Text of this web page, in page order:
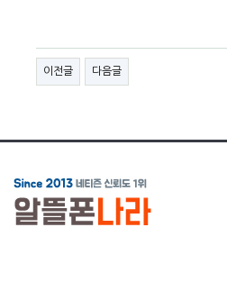
이전글 다음글